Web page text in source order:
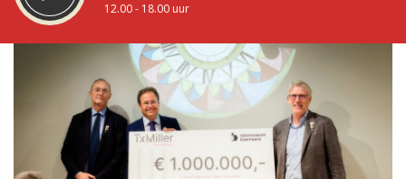
12.00 - 18.00 uur
De avond van Sleutelstad
18.00 - 19.00 uur
uur 1 van 0
Inklappen